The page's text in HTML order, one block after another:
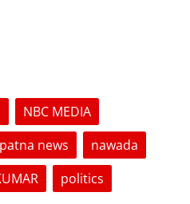
NBC MEDIA
patna news
nawada
politics